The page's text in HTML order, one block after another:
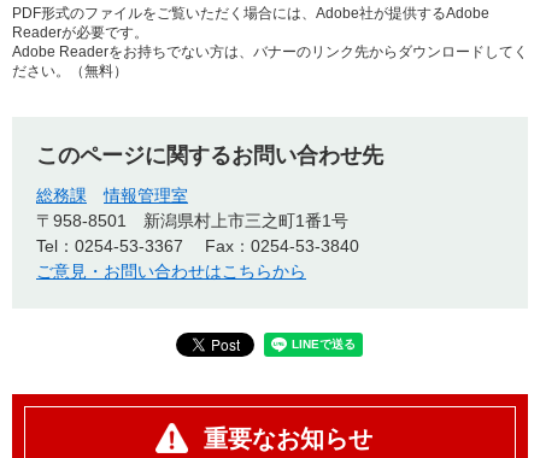
PDF形式のファイルをご覧いただく場合には、Adobe社が提供するAdobe
Readerが必要です。
Adobe Readerをお持ちでない方は、バナーのリンク先からダウンロードしてく
ださい。（無料）
このページに関するお問い合わせ先
総務課
情報管理室
〒958-8501
新潟県村上市三之町1番1号
Tel：0254-53-3367
Fax：0254-53-3840
ご意見・お問い合わせはこちらから
重要なお知らせ